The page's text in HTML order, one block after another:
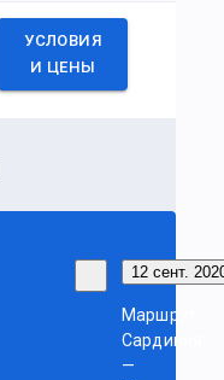
УСЛОВИЯ
И ЦЕНЫ
12 сент.
Маршрут:
Сардиния
—